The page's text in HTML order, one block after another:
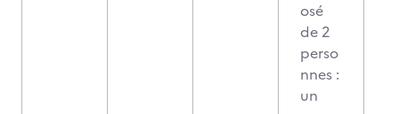
osé
de 2
perso
nnes :
un